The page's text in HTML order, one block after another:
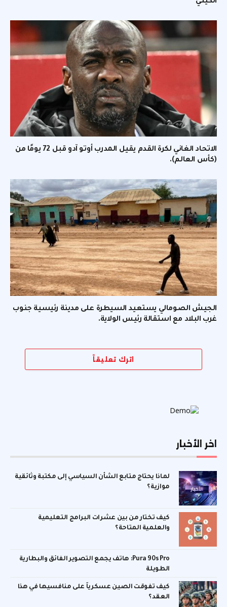
الاتحاد الغاني لكرة القدم يقيل المدرب أوتو آدو قبل 72 يومًا من
(كأس العالم).
الجيش الصومالي يستعيد السيطرة على مدينة رئيسية جنوب
غرب البلاد مع استقالة رئيس الولاية.
اترك تعليقاً
اخر الأخبار
لماذا يحتاج متابع الشأن السياسي إلى مكتبة وثائقية
موازية؟
كيف تختار من بين عشرات البرامج التعليمية
والعلمية المتاحة؟
Pura 90s Pro: هاتف يجمع التصوير الفائق والبطارية
الطويلة
كيف تفوقت الصين عسكرياً على منافسيها في هذا
العقد؟